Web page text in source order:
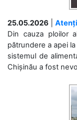
25.05.2026
Din cauza ploilor
pătrundere a apei
sistemul de
Chișinău a fost